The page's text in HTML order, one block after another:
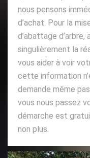
nous pensons
d’achat. Pour la
d’abattage
singulièrement la
vous aider à voir
cette information
demande même
vous nous passez
démarche est
non plus.